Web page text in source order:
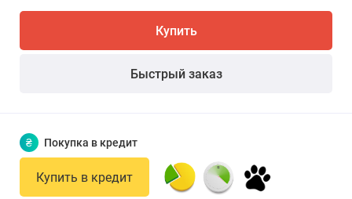
Купить
Быстрый заказ
₴ Покупка в кредит
Купить в кредит